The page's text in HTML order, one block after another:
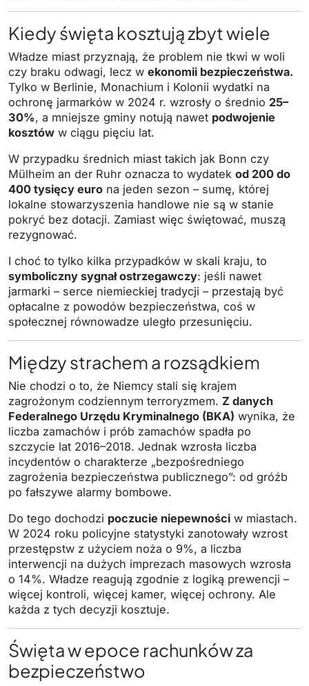
Kiedy święta kosztują zbyt wiele
Władze miast przyznają, że problem nie tkwi w woli
czy braku odwagi, lecz w ekonomii bezpieczeństwa.
Tylko w Berlinie, Monachium i Kolonii wydatki na
ochronę jarmarków w 2024 r. wzrosły o średnio 25–
30%, a mniejsze gminy notują nawet podwojenie
kosztów w ciągu pięciu lat.
W przypadku średnich miast takich jak Bonn czy
Mülheim an der Ruhr oznacza to wydatek od 200 do
400 tysięcy euro na jeden sezon – sumę, której
lokalne stowarzyszenia handlowe nie są w stanie
pokryć bez dotacji. Zamiast więc świętować, muszą
rezygnować.
I choć to tylko kilka przypadków w skali kraju, to
symboliczny sygnał ostrzegawczy: jeśli nawet
jarmarki – serce niemieckiej tradycji – przestają być
opłacalne z powodów bezpieczeństwa, coś w
społecznej równowadze uległo przesunięciu.
Między strachem a rozsądkiem
Nie chodzi o to, że Niemcy stali się krajem
zagrożonym codziennym terroryzmem. Z danych
Federalnego Urzędu Kryminalnego (BKA) wynika, że
liczba zamachów i prób zamachów spadła po
szczycie lat 2016–2018. Jednak wzrosła liczba
incydentów o charakterze „bezpośredniego
zagrożenia bezpieczeństwa publicznego”: od gróźb
po fałszywe alarmy bombowe.
Do tego dochodzi poczucie niepewności w miastach.
W 2024 roku policyjne statystyki zanotowały wzrost
przestępstw z użyciem noża o 9%, a liczba
interwencji na dużych imprezach masowych wzrosła
o 14%. Władze reagują zgodnie z logiką prewencji –
więcej kontroli, więcej kamer, więcej ochrony. Ale
każda z tych decyzji kosztuje.
Święta w epoce rachunków za
bezpieczeństwo